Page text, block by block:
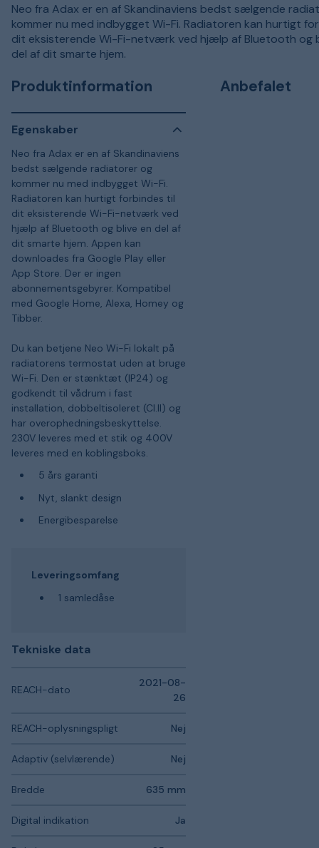
Neo fra Adax er en af Skandinaviens bedst sælgende
kommer nu med indbygget Wi-Fi. Radiatoren kan hurtigt
dit eksisterende Wi-Fi-netværk ved hjælp af Bluetooth og
del af dit smarte hjem.
Produktinformation
Egenskaber
Neo fra Adax er en af Skandinaviens
bedst sælgende radiatorer og
kommer nu med indbygget Wi-Fi.
Radiatoren kan hurtigt forbindes til
dit eksisterende Wi-Fi-netværk ved
hjælp af Bluetooth og blive en del af
dit smarte hjem. Appen kan
downloades fra Google Play eller
App Store. Der er ingen
abonnementsgebyrer. Kompatibel
med Google Home, Alexa, Homey og
Tibber.
Du kan betjene Neo Wi-Fi lokalt på
radiatorens termostat uden at bruge
Wi-Fi. Den er stænktæt (IP24) og
godkendt til vådrum i fast
installation, dobbeltisoleret (Cl.II) og
har overophedningsbeskyttelse.
230V leveres med et stik og 400V
leveres med en koblingsboks.
5 års garanti
Nyt, slankt design
Energibesparelse
Leveringsomfang
1 samledåse
Tekniske data
REACH-dato
2021-08-
26
REACH-oplysningspligt Nej
Adaptiv (selvlærende) Nej
Bredde 635 mm
Digital indikation Ja
Anbefalet